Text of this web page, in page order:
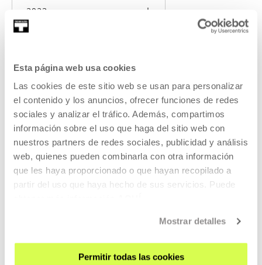
Esta página web usa cookies
Las cookies de este sitio web se usan para personalizar
el contenido y los anuncios, ofrecer funciones de redes
sociales y analizar el tráfico. Además, compartimos
información sobre el uso que haga del sitio web con
nuestros partners de redes sociales, publicidad y análisis
web, quienes pueden combinarla con otra información
que les haya proporcionado o que hayan recopilado a
partir del uso que haya hecho de sus servicios. Puede
Mostrar detalles
Permitir todas las cookies
2023
Diseña una bolsa tote bag con
plástico reciclado
Reciclaremos bolsas de plástico para crear un nuevo
diseño.
LEER MÁS
VER TODOS LOS ARTISTAS Y CREADORES/AS